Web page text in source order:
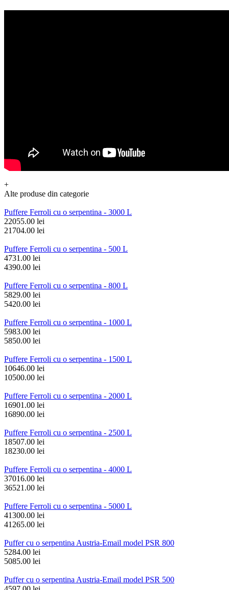
+
Alte produse din categorie
Puffere Ferroli cu o serpentina - 3000 L
22055.00 lei
21704.00 lei
Puffere Ferroli cu o serpentina - 500 L
4731.00 lei
4390.00 lei
Puffere Ferroli cu o serpentina - 800 L
5829.00 lei
5420.00 lei
Puffere Ferroli cu o serpentina - 1000 L
5983.00 lei
5850.00 lei
Puffere Ferroli cu o serpentina - 1500 L
10646.00 lei
10500.00 lei
Puffere Ferroli cu o serpentina - 2000 L
16901.00 lei
16890.00 lei
Puffere Ferroli cu o serpentina - 2500 L
18507.00 lei
18230.00 lei
Puffere Ferroli cu o serpentina - 4000 L
37016.00 lei
36521.00 lei
Puffere Ferroli cu o serpentina - 5000 L
41300.00 lei
41265.00 lei
Puffer cu o serpentina Austria-Email model PSR 800
5284.00 lei
5085.00 lei
Puffer cu o serpentina Austria-Email model PSR 500